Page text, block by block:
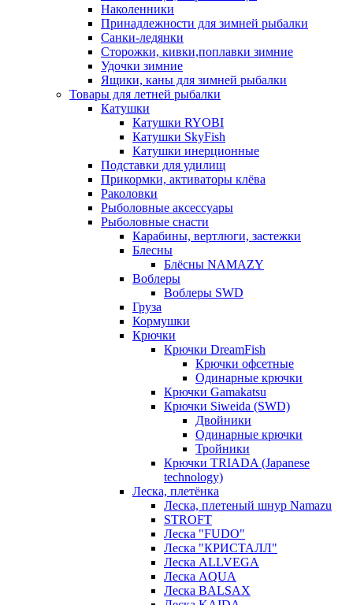
Наколенники
Принадлежности для зимней рыбалки
Санки-ледянки
Сторожки, кивки,поплавки зимние
Удочки зимние
Ящики, каны для зимней рыбалки
Товары для летней рыбалки
Катушки
Катушки RYOBI
Катушки SkyFish
Катушки инерционные
Подставки для удилищ
Прикормки, активаторы клёва
Раколовки
Рыболовные аксессуары
Рыболовные снасти
Карабины, вертлюги, застежки
Блесны
Блёсны NAMAZY
Воблеры
Воблеры SWD
Груза
Кормушки
Крючки
Крючки DreamFish
Крючки офсетные
Одинарные крючки
Крючки Gamakatsu
Крючки Siweida (SWD)
Двойники
Одинарные крючки
Тройники
Крючки TRIADA (Japanese
technology)
Леска, плетёнка
Леска, плетеный шнур Namazu
STROFT
Леска "FUDO"
Леска "КРИСТАЛЛ"
Леска ALLVEGA
Леска AQUA
Леска BALSAX